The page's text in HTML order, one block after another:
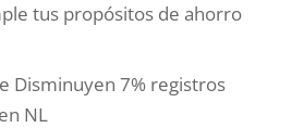
tus propósitos de ahorro
Disminuyen 7% registros
NL